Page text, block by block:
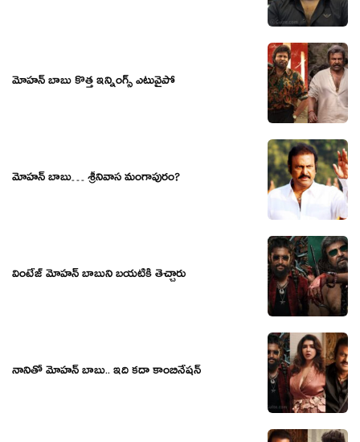
మోహన్ బాబు కొత్త ఇన్నింగ్స్ ఎటువైపో
మోహన్ బాబు… శ్రీనివాస మంగాపురం?
వింటేజ్ మోహన్ బాబుని బయటికి తెచ్చారు
నానితో మోహ‌న్ బాబు.. ఇది క‌దా కాంబినేష‌న్